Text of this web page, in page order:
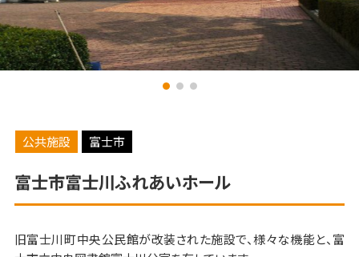
公共施設 富士市
富士市富士川ふれあいホール
旧富士川町中央公民館が改装された施設で、様々な機能と、富